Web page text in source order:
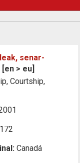
senar-
[en > eu]
Courtship,
Canadá